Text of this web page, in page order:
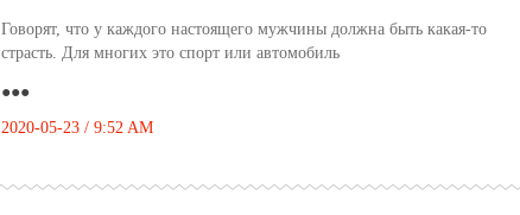
Говорят, что у каждого настоящего мужчины должна быть какая-то
страсть. Для многих это спорт или автомобиль
●●●
2020-05-23 / 9:52 AM